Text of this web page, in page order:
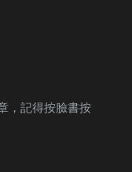
，記得按臉書按